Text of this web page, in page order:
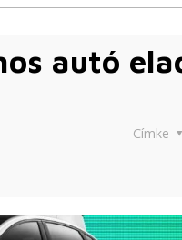
autó
Címke